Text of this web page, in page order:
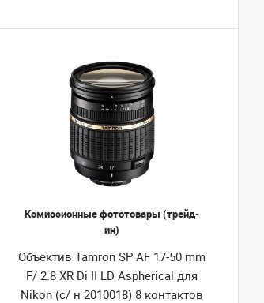
Комиссионные фототовары (трейд-
ин)
Объектив Tamron SP AF 17-50 mm
F/ 2.8 XR Di II LD Aspherical для
Nikon (с/ н 2010018) 8 контактов